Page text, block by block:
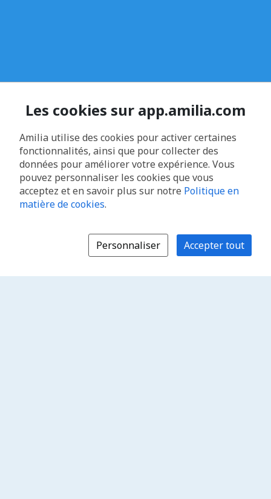
Les cookies sur app.amilia.com
Amilia utilise des cookies pour activer certaines
fonctionnalités, ainsi que pour collecter des
données pour améliorer votre expérience. Vous
pouvez personnaliser les cookies que vous
acceptez et en savoir plus sur notre Politique en
matière de cookies.
Personnaliser Accepter tout